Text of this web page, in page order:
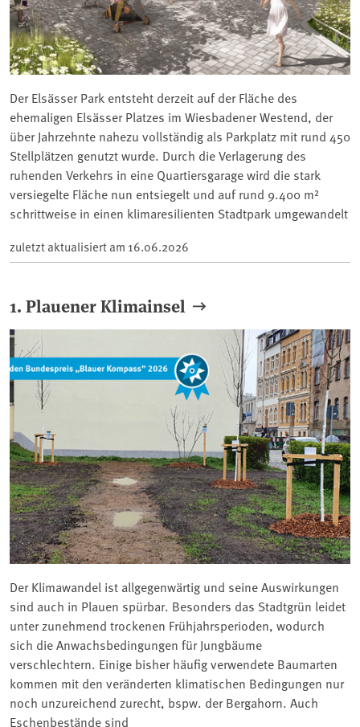
Der Elsässer Park entsteht derzeit auf der Fläche des
ehemaligen Elsässer Platzes im Wiesbadener Westend, der
über Jahrzehnte nahezu vollständig als Parkplatz mit rund 450
Stellplätzen genutzt wurde. Durch die Verlagerung des
ruhenden Verkehrs in eine Quartiersgarage wird die stark
versiegelte Fläche nun entsiegelt und auf rund 9.400 m²
schrittweise in einen klimaresilienten Stadtpark umgewandelt
zuletzt aktualisiert am 16.06.2026
1. Plauener Klimainsel
Der Klimawandel ist allgegenwärtig und seine Auswirkungen
sind auch in Plauen spürbar. Besonders das Stadtgrün leidet
unter zunehmend trockenen Frühjahrsperioden, wodurch
sich die Anwachsbedingungen für Jungbäume
verschlechtern. Einige bisher häufig verwendete Baumarten
kommen mit den veränderten klimatischen Bedingungen nur
noch unzureichend zurecht, bspw. der Bergahorn. Auch
Eschenbestände sind